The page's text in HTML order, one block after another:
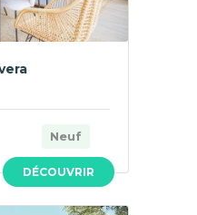
DÉCOUVRIR
Neuf